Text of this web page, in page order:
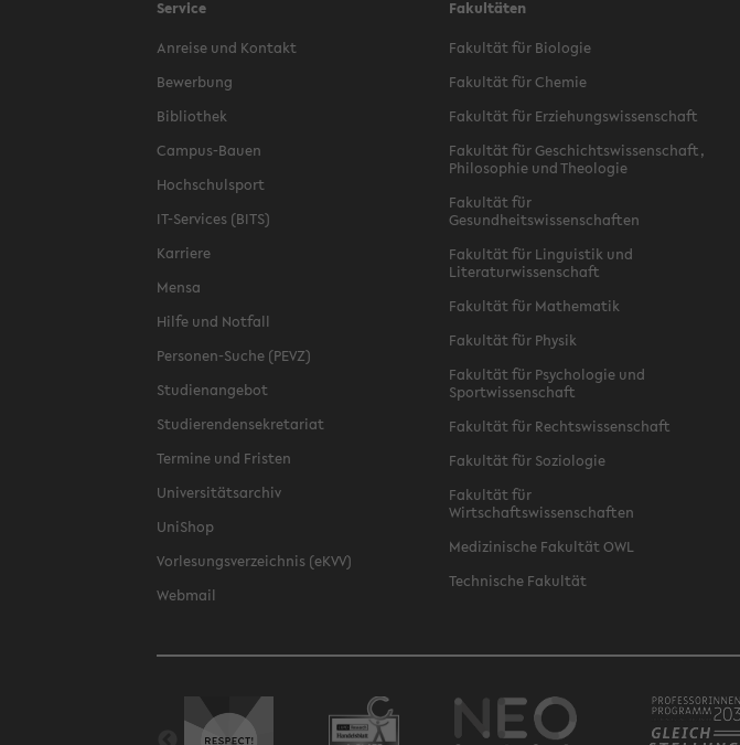
Service
Anreise und Kontakt
Bewerbung
Bibliothek
Campus-Bauen
Hochschulsport
IT-Services (BITS)
Karriere
Mensa
Hilfe und Notfall
Personen-Suche (PEVZ)
Studienangebot
Studierendensekretariat
Termine und Fristen
Universitätsarchiv
UniShop
Vorlesungsverzeichnis (eKVV)
Webmail
Fakultäten
Fakultät für Biologie
Fakultät für Chemie
Fakultät für Erziehungswissenschaft
Fakultät für Geschichtswissenschaft,
Philosophie und Theologie
Fakultät für
Gesundheitswissenschaften
Fakultät für Linguistik und
Literaturwissenschaft
Fakultät für Mathematik
Fakultät für Physik
Fakultät für Psychologie und
Sportwissenschaft
Fakultät für Rechtswissenschaft
Fakultät für Soziologie
Fakultät für
Wirtschaftswissenschaften
Medizinische Fakultät OWL
Technische Fakultät